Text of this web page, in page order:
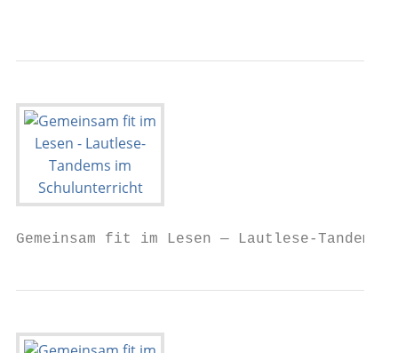
Gemeinsam fit im Lesen — Lautlese-